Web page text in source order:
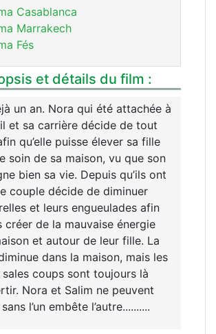
Casablanca
Marrakech
Fés
et détails du film :
un an. Nora qui été attachée à
et sa carrière décide de tout
qu’elle puisse élever sa fille
soin de sa maison, vu que son
bien sa vie. Depuis qu’ils ont
couple décide de diminuer
et leurs engueulades afin
créer de la mauvaise énergie
et autour de leur fille. La
dans la maison, mais les
coups sont toujours là
Nora et Salim ne peuvent
l’un embête l’autre..........